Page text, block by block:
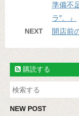
準備不
ラ”。』
NEXT 開店前
購読する
NEW POST